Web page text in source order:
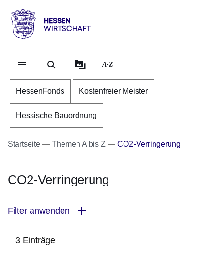
Hessen
Wirtschaft
A-Z
HessenFonds Kostenfreier Meister
Hessische Bauordnung
Startseite Themen A bis Z CO2-Verringerung
CO2-Verringerung
Filter anwenden
3 Einträge